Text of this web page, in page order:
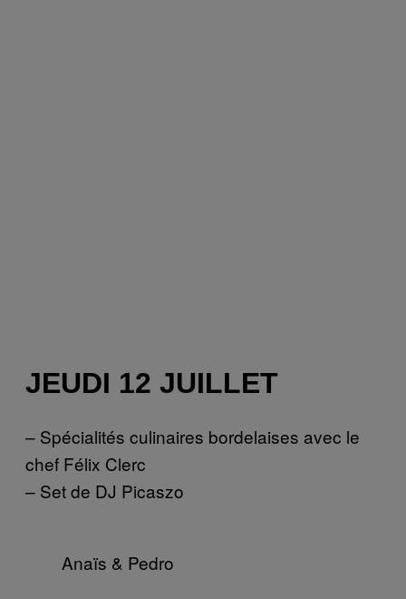
JEUDI 12 JUILLET
– Spécialités culinaires bordelaises avec le
chef Félix Clerc
– Set de DJ Picaszo
Anaïs & Pedro